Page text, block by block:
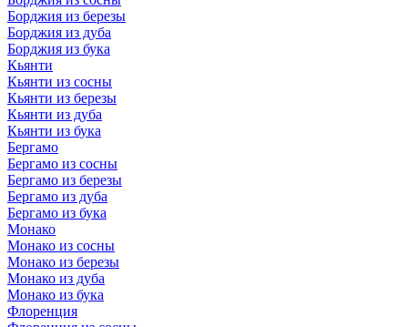
Борджия из березы
Борджия из дуба
Борджия из бука
Кьянти
Кьянти из сосны
Кьянти из березы
Кьянти из дуба
Кьянти из бука
Бергамо
Бергамо из сосны
Бергамо из березы
Бергамо из дуба
Бергамо из бука
Монако
Монако из сосны
Монако из березы
Монако из дуба
Монако из бука
Флоренция